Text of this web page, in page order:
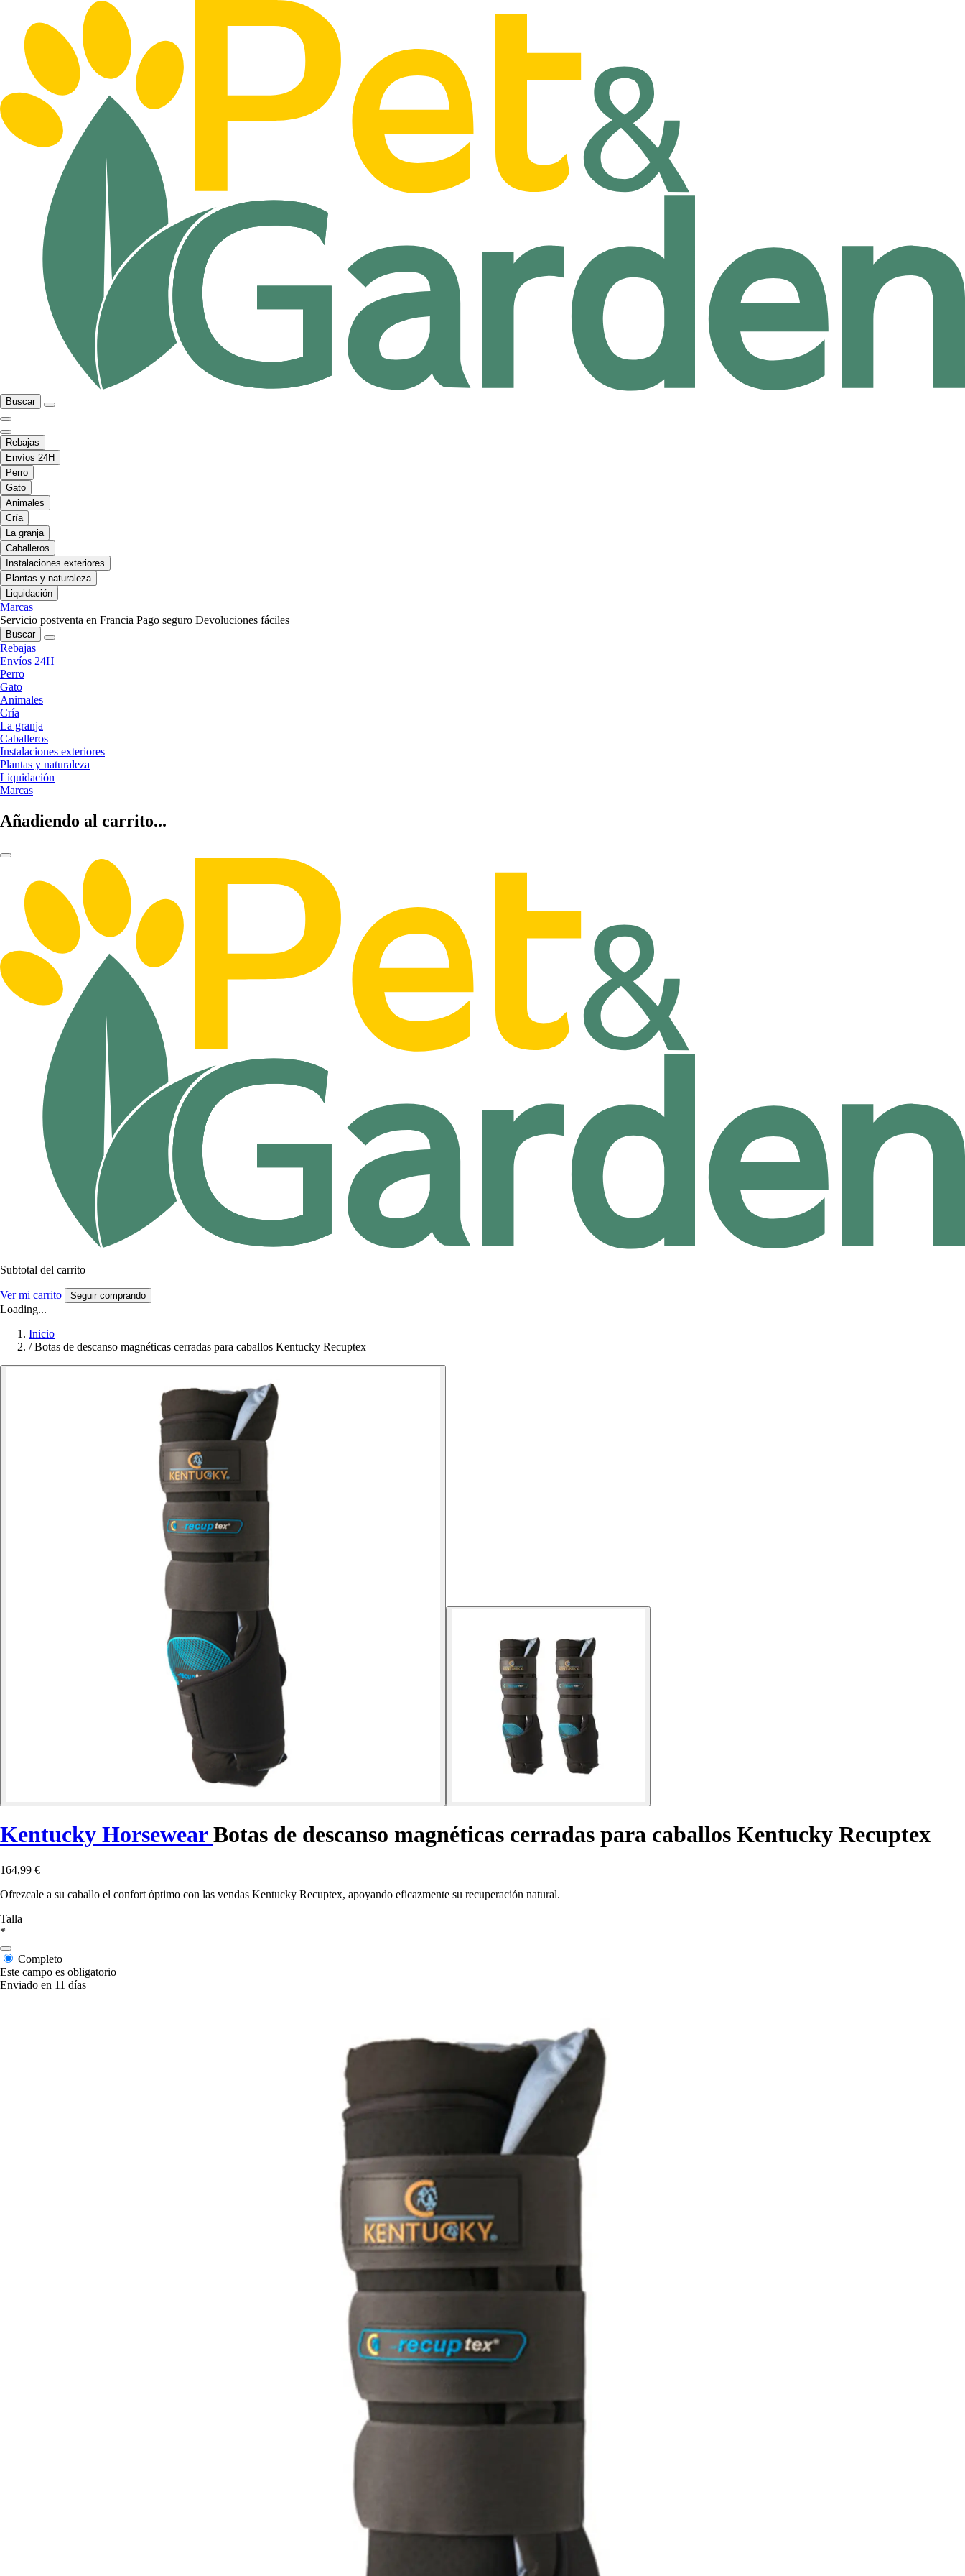
Buscar
Rebajas
Envíos 24H
Perro
Gato
Animales
Cría
La granja
Caballeros
Instalaciones exteriores
Plantas y naturaleza
Liquidación
Marcas
Servicio postventa en Francia Pago seguro Devoluciones fáciles
Buscar
Rebajas
Envíos 24H
Perro
Gato
Animales
Cría
La granja
Caballeros
Instalaciones exteriores
Plantas y naturaleza
Liquidación
Marcas
Añadiendo al carrito...
Subtotal del carrito
Ver mi carrito Seguir comprando
Loading...
Inicio
/ Botas de descanso magnéticas cerradas para caballos Kentucky Recuptex
Kentucky HorsewearBotas de descanso magnéticas cerradas para caballos Kentucky Recuptex
164,99 €
Ofrezcale a su caballo el confort óptimo con las vendas Kentucky Recuptex, apoyando eficazmente su recuperación natural.
Talla
*
Completo
Este campo es obligatorio
Enviado en 11 días